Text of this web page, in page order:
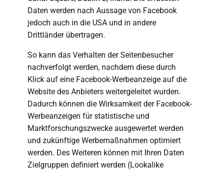
Daten werden nach Aussage von Facebook
jedoch auch in die USA und in andere
Drittländer übertragen.
So kann das Verhalten der Seitenbesucher
nachverfolgt werden, nachdem diese durch
Klick auf eine Facebook-Werbeanzeige auf die
Website des Anbieters weitergeleitet wurden.
Dadurch können die Wirksamkeit der Facebook-
Werbeanzeigen für statistische und
Marktforschungszwecke ausgewertet werden
und zukünftige Werbemaßnahmen optimiert
werden. Des Weiteren können mit Ihren Daten
Zielgruppen definiert werden (Lookalike